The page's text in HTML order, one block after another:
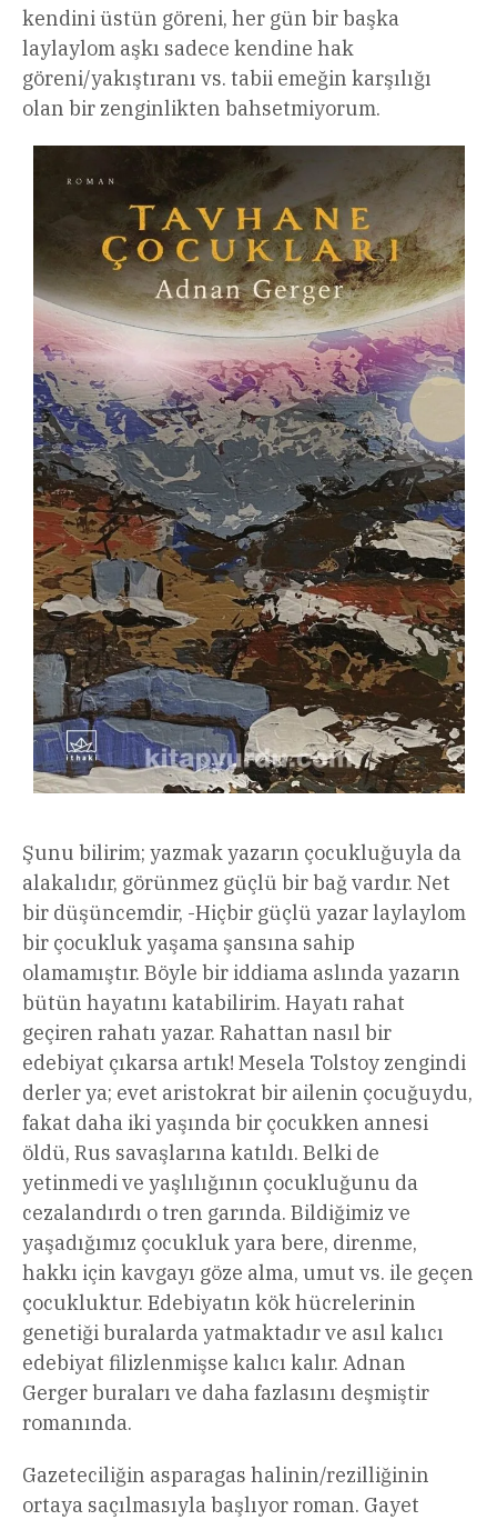
kendini üstün göreni, her gün bir başka
laylaylom aşkı sadece kendine hak
göreni/yakıştıranı vs. tabii emeğin karşılığı
olan bir zenginlikten bahsetmiyorum.
Şunu bilirim; yazmak yazarın çocukluğuyla da
alakalıdır, görünmez güçlü bir bağ vardır. Net
bir düşüncemdir, -Hiçbir güçlü yazar laylaylom
bir çocukluk yaşama şansına sahip
olamamıştır. Böyle bir iddiama aslında yazarın
bütün hayatını katabilirim. Hayatı rahat
geçiren rahatı yazar. Rahattan nasıl bir
edebiyat çıkarsa artık! Mesela Tolstoy zengindi
derler ya; evet aristokrat bir ailenin çocuğuydu,
fakat daha iki yaşında bir çocukken annesi
öldü, Rus savaşlarına katıldı. Belki de
yetinmedi ve yaşlılığının çocukluğunu da
cezalandırdı o tren garında. Bildiğimiz ve
yaşadığımız çocukluk yara bere, direnme,
hakkı için kavgayı göze alma, umut vs. ile geçen
çocukluktur. Edebiyatın kök hücrelerinin
genetiği buralarda yatmaktadır ve asıl kalıcı
edebiyat filizlenmişse kalıcı kalır. Adnan
Gerger buraları ve daha fazlasını deşmiştir
romanında.
Gazeteciliğin asparagas halinin/rezilliğinin
ortaya saçılmasıyla başlıyor roman. Gayet